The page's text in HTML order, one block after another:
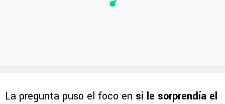
La pregunta puso el foco en si le sorprendía el